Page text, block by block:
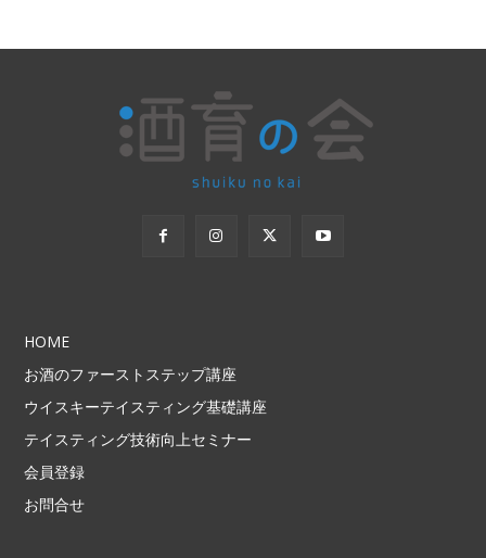
HOME
お酒のファーストステップ講座
ウイスキーテイスティング基礎講座
テイスティング技術向上セミナー
会員登録
お問合せ